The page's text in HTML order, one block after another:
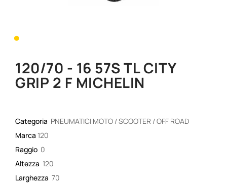
•
120/70 - 16 57S TL CITY
GRIP 2 F MICHELIN
Categoria PNEUMATICI MOTO / SCOOTER / OFF ROAD
Marca 120
Raggio 0
Altezza 120
Larghezza 70